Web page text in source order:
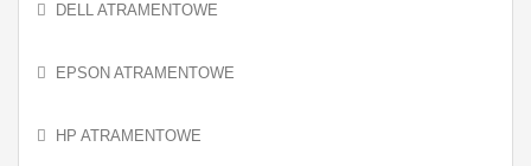
DELL ATRAMENTOWE
EPSON ATRAMENTOWE
HP ATRAMENTOWE